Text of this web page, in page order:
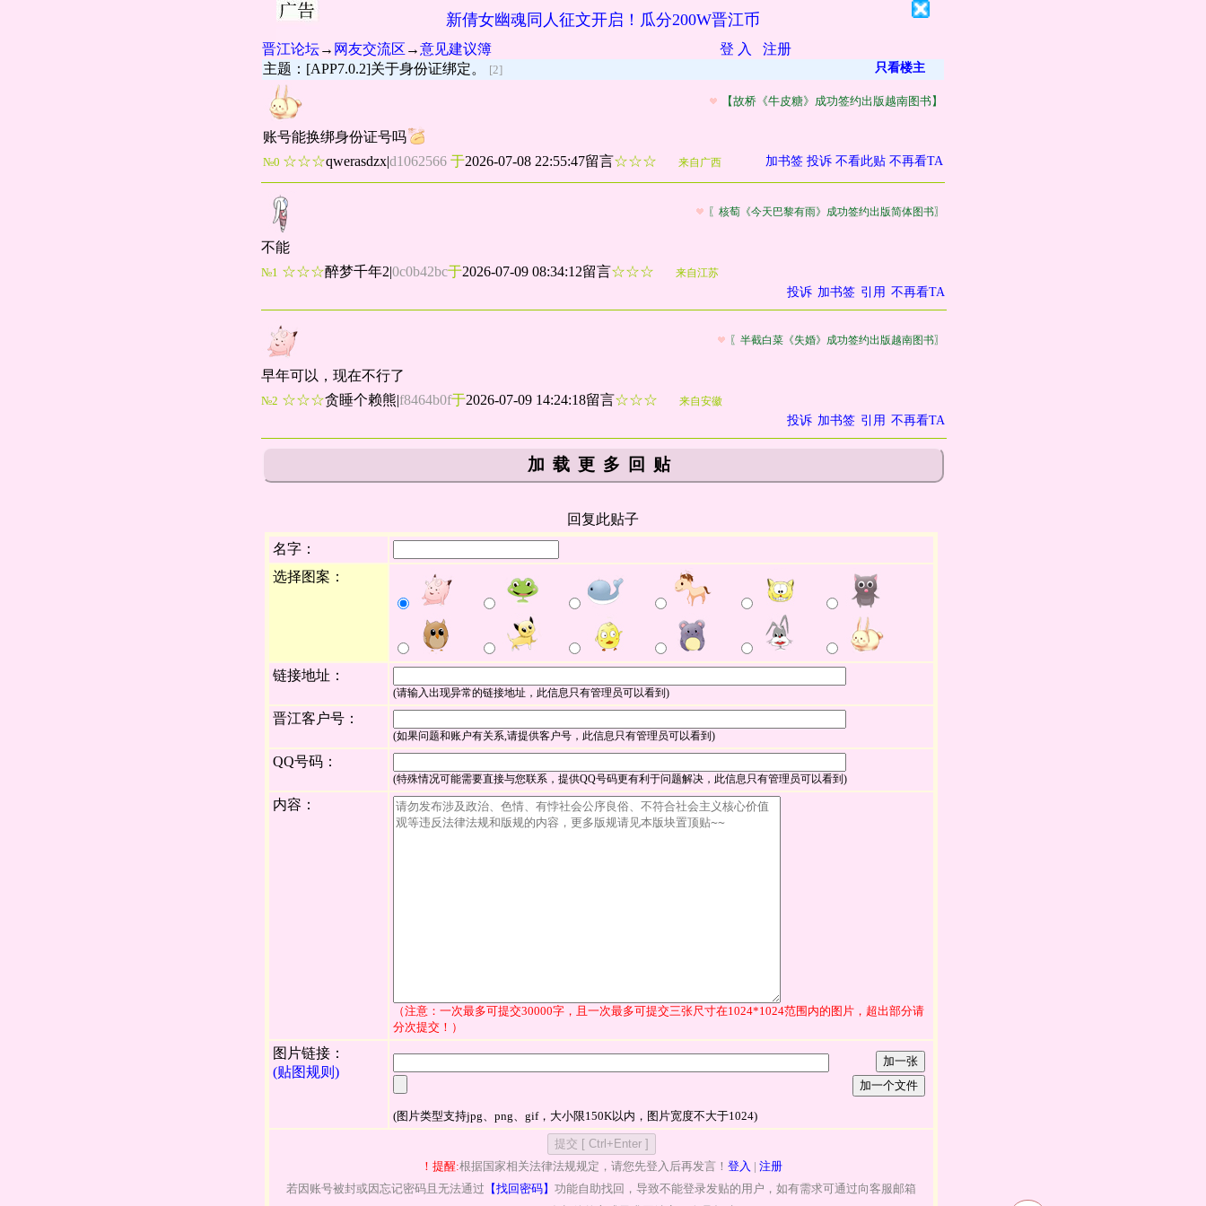
新倩女幽魂同人征文开启！瓜分200W晋江币
晋江论坛→ 网友交流区 →意见建议簿 登 入
注册
主题：[APP7.0.2]关于身份证绑定。
[2] 只看楼主
【故桥《牛皮糖》成功签约出版越南图书】
账号能换绑身份证号吗
№0 ☆☆☆qwerasdzx|d1062566 于2026-07-08 22:55:47留言☆☆☆ 来自广西 加书签 投诉 不看此贴 不再看TA
〖核萄《今天巴黎有雨》成功签约出版简体图书〗
不能
№1 ☆☆☆醉梦千年2|0c0b42bc于2026-07-09 08:34:12留言☆☆☆ 来自江苏
投诉 加书签 引用 不再看TA
〖半截白菜《失婚》成功签约出版越南图书〗
早年可以，现在不行了
№2 ☆☆☆贪睡个赖熊|f8464b0f于2026-07-09 14:24:18留言☆☆☆ 来自安徽
投诉 加书签 引用 不再看TA
加载更多回贴
回复此贴子
名字：
选择图案：
链接地址：
(请输入出现异常的链接地址，此信息只有管理员可以看到)
晋江客户号：
(如果问题和账户有关系,请提供客户号，此信息只有管理员可以看到)
QQ号码：
(特殊情况可能需要直接与您联系，提供QQ号码更有利于问题解决，此信息只有管理员可以看到)
内容：
（注意：一次最多可提交30000字，且一次最多可提交三张尺寸在1024*1024范围内的图片，超出部分请
分次提交！）
图片链接：
(贴图规则)
加一张
加一个文件
(图片类型支持jpg、png、gif，大小限150K以内，图片宽度不大于1024)
！提醒:根据国家相关法律法规规定，请您先登入后再发言！ 登入 | 注册
若因账号被封或因忘记密码且无法通过 【找回密码】 功能自助找回，导致不能登录发贴的用户，如有需求可通过向客服邮箱